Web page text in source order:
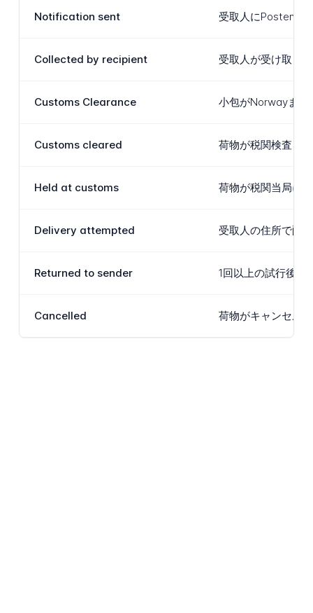
Notification sent 受取人にPostenア
Collected by recipient 受取人が受け取り
Customs Clearance 小包がNorwayまた
Customs cleared 荷物が税関検査を
Held at customs 荷物が税関当局に
Delivery attempted 受取人の住所で配
Returned to sender 1回以上の試行後に
Cancelled 荷物がキャンセル